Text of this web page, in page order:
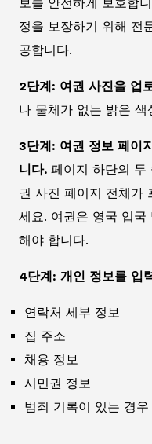
보를 안전하게 보호합
정을 보장하기 위해 전
공합니다.
2단계: 여권 사진을 업
나 물체가 없는 밝은
3단계: 여권 정보 페이
니다. 페이지 하단의 두
권 사진 페이지 전체가
세요. 여권은 영국 입
해야 합니다.
4단계: 개인 정보를 입
연락처 세부 정보
집 주소
채용 정보
시민권 정보
범죄 기록이 있는 경우